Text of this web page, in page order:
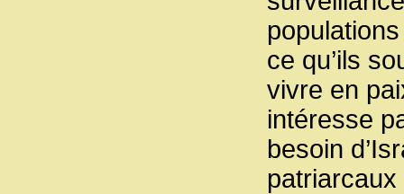
ce qu’ils
vivre en
intéresse
besoin